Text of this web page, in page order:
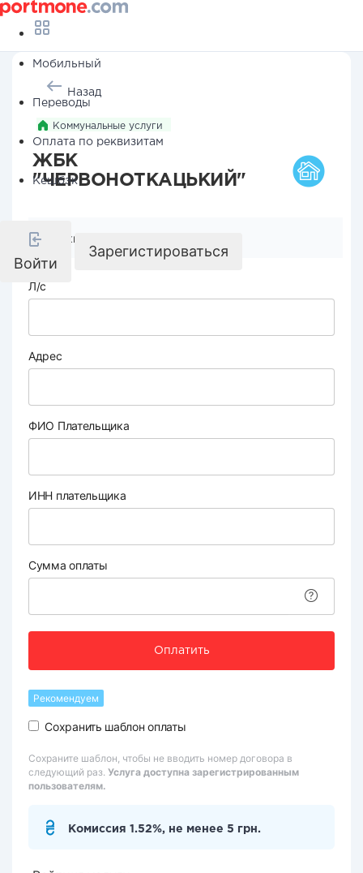
Мобильный
Переводы
Оплата по реквизитам
Кешбэк
Войти
Зарегистироваться
Назад
Коммунальные услуги
ЖБК
"ЧЕРВОНОТКАЦЬКИЙ"
Реквизиты компании
Л/с
Адрес
ФИО Плательщика
ИНН плательщика
Сумма оплаты
Оплатить
Рекомендуем
Сохранить шаблон оплаты
Сохраните шаблон, чтобы не вводить номер договора в
следующий раз. Услуга доступна зарегистрированным
пользователям.
Комиссия 1.52%, не менее 5 грн.